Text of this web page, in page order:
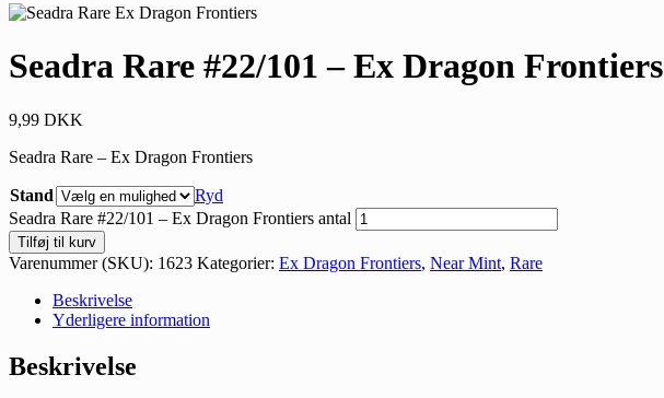
Seadra Rare #22/101 – Ex Dragon Frontiers
9,99 DKK
Seadra Rare – Ex Dragon Frontiers
Stand
Ryd
Seadra Rare #22/101 – Ex Dragon Frontiers antal
Tilføj til kurv
Varenummer (SKU): 1623 Kategorier: Ex Dragon Frontiers, Near Mint, Rare
Beskrivelse
Yderligere information
Beskrivelse